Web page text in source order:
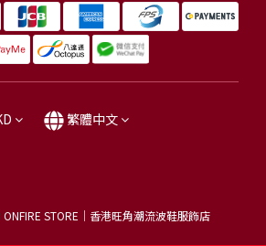
繁體中文
ONFIRE STORE｜香港旺角潮流波鞋服飾店